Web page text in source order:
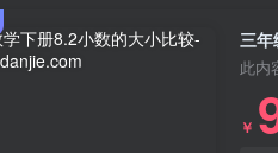
三年
此内
￥